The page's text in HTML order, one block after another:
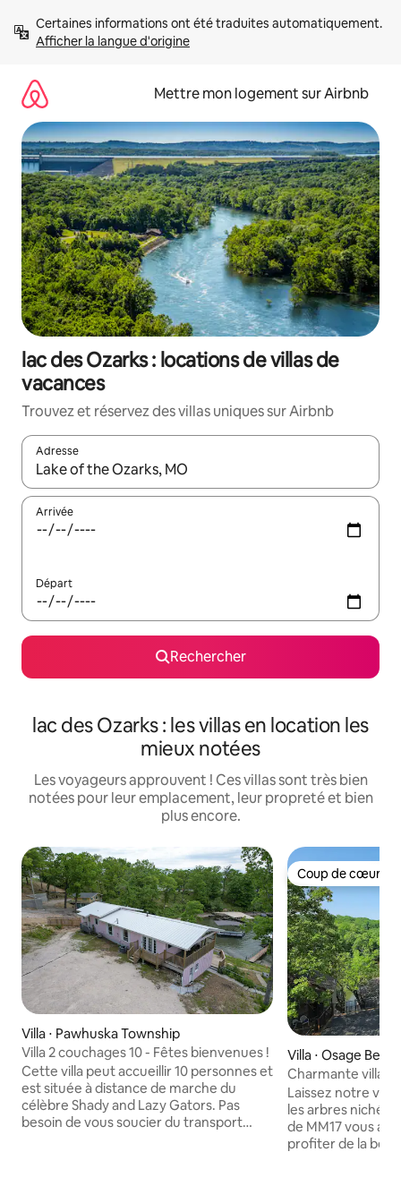
directement
Afficher la langue d'origine
Mettre mon logement sur Airbnb
lac des Ozarks : locations de villas de
vacances
Trouvez et réservez des villas uniques sur Airbnb
Adresse
Lorsque les résultats s'affichent, utilisez les flèches vers le
Arrivée
Départ
Rechercher
lac des Ozarks : les villas en location les
mieux notées
Les voyageurs approuvent ! Ces villas sont très bien
notées pour leur emplacement, leur propreté et bien
plus encore.
Villa ⋅ Pawhuska Township
Villa 2 couchages 10 - Fêtes bienvenues !
Cette villa peut accueillir 10 personnes et
est située à distance de marche du
célèbre Shady and Lazy Gators. Pas
besoin de vous soucier du transport
Coup de cœur
Coup de cœur
Villa ⋅ Osage
Charmante villa
amarrage dans
Laissez notre villa
les arbres nichée
de MM17 vous
profiter de la